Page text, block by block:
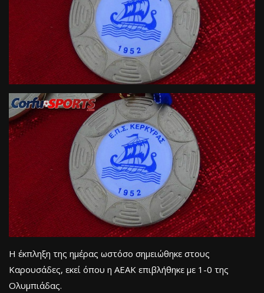
Η έκπληξη της ημέρας ωστόσο σημειώθηκε στους
Καρουσάδες, εκεί όπου η ΑΕΑΚ επιβλήθηκε με 1-0 της
Ολυμπιάδας.